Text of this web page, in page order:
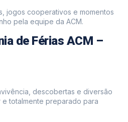
jogos cooperativos e momentos
pela equipe da ACM.
de Férias ACM –
descobertas e diversão
totalmente preparado para